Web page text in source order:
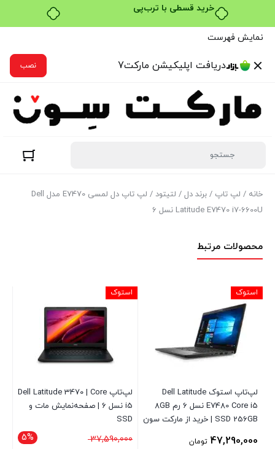
نمایش فهرست
دریافت اپلیکیشن مارکت7 نصب
خانه / لپ تاپ / برند دل / لتیتود
/ لپ تاپ دل لمسی E7470 مدل Dell
Latitude E7470 i7-6600U نسل 6
محصولات مرتبط
لپ‌تاپ استوک Dell Latitude
E7480 Core i5 نسل 6 رم 8GB
SSD 256GB | خرید از مارکت سون
47,290,000 تومان
استوک
لپ‌تاپ Dell Latitude 3470 | Core
i5 نسل 6 | صفحه‌نمایش مات و
SSD
5% 37,590,000قیمت
استوک